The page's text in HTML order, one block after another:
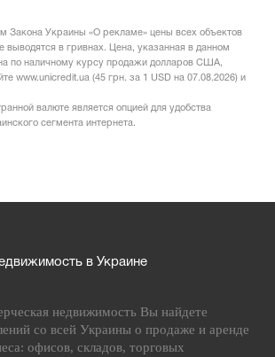
Закона Украины «О рекламе» цены всех объектов
выводятся в гривнах. Цена, указанная в данном
по наличному курсу продажи долларов США,
www.unicredit.ua (45 грн. за 1 USD на 07.08.2026) и
валюте является опцией для удобства
сегмента интернета.
в Украине
недвижимость Вы найдете
со всей Украины о продаже и аренде
офисов, складов, торговых